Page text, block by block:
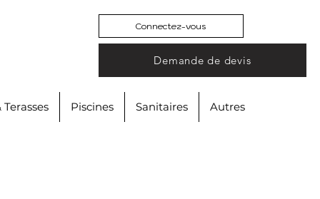
Connectez-vous
Demande de devis
Piscines Sanitaires Autres